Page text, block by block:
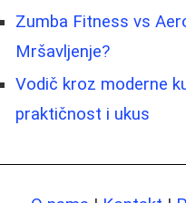
Zumba Fitness vs
Mršavljenje?
Vodič kroz moderne
praktičnost i ukus